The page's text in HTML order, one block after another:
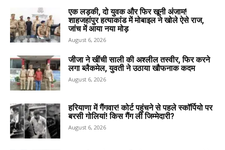
एक लड़की, दो युवक और फिर खूनी अंजाम!
शाहजहांपुर हत्याकांड में मोबाइल ने खोले ऐसे राज,
जांच में आया नया मोड़
August 6, 2026
जीजा ने खींची साली की अश्लील तस्वीर, फिर करने
लगा ब्लैकमेल, युवती ने उठाया खौफनाक कदम
August 6, 2026
हरियाणा में गैंगवार! कोर्ट पहुंचने से पहले स्कॉर्पियो पर
बरसी गोलियां! किस गैंग ली जिम्मेदारी?
August 6, 2026